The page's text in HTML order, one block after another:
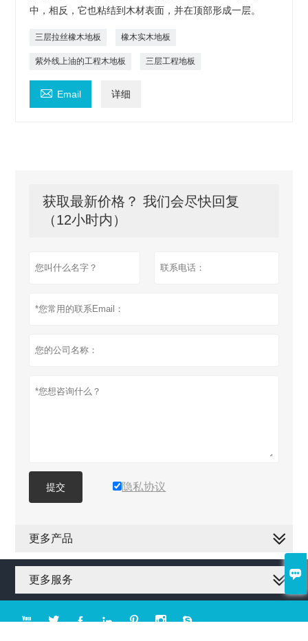

中，相反，它也粘结到木材表面，并在顶部形成一层。
三层拉丝橡木地板 橡木实木地板
紫外线上油的工程木地板 三层工程地板
 Email 详细
获取最新价格？ 我们会尽快回复
（12小时内）
提交 隐私协议
更多产品
更多服务
      